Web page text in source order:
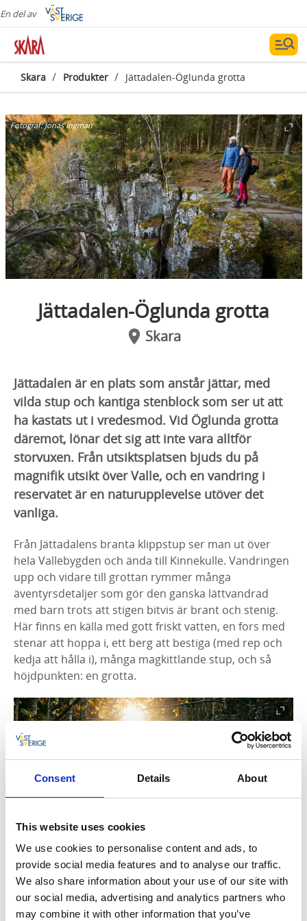
Consent Details About
This website uses cookies
We use cookies to personalise content and ads, to
provide social media features and to analyse our traffic.
We also share information about your use of our site with
our social media, advertising and analytics partners who
may combine it with other information that you’ve
En del av
Skara / Produkter / Jättadalen-Öglunda grotta
Fotograf:Jonas Ingman
Jättadalen-Öglunda grotta
Skara
Jättadalen är en plats som anstår jättar, med
vilda stup och kantiga stenblock som ser ut att
ha kastats ut i vredesmod. Vid Öglunda grotta
däremot, lönar det sig att inte vara alltför
storvuxen. Från utsiktsplatsen bjuds du på
magnifik utsikt över Valle, och en vandring i
reservatet är en naturupplevelse utöver det
vanliga.
Från Jättadalens branta klippstup ser man ut över
hela Vallebygden och ända till Kinnekulle. Vandringen
upp och vidare till grottan rymmer många
äventyrsdetaljer som gör den ganska lättvandrad
med barn trots att stigen bitvis är brant och stenig.
Här finns en källa med gott friskt vatten, en fors med
stenar att hoppa i, ett berg att bestiga (med rep och
kedja att hålla i), många magkittlande stup, och så
höjdpunkten: en grotta.
Upplev reservatet till fots
Jättadalen-Öglunda grotta passar perfekt för
vandring. Här passerar inte bara den långa